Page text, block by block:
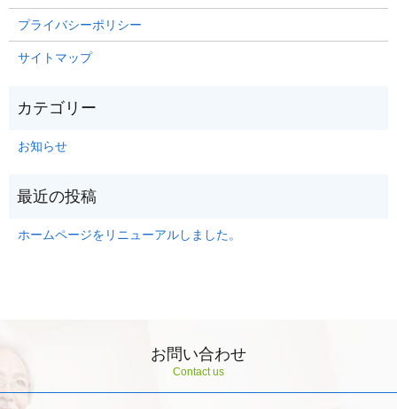
プライバシーポリシー
サイトマップ
お知らせ
ホームページをリニューアルしました。
お問い合わせ
Contact us